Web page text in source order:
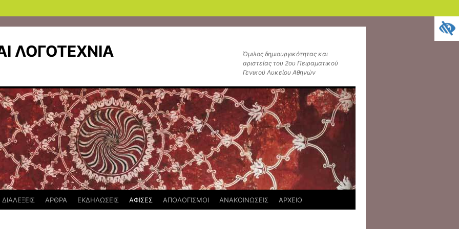
ΛΟΓΟΤΕΧΝΙΑ
Όμιλος δημιουργικότητας και
αριστείας του 2ου Πειραματικού
Γενικού Λυκείου Αθηνών
ΔΙΑΛΕΞΕΙΣ ΑΡΘΡΑ ΕΚΔΗΛΩΣΕΙΣ ΑΦΙΣΕΣ ΑΠΟΛΟΓΙΣΜΟΙ ΑΝΑΚΟΙΝΩΣΕΙΣ ΑΡΧΕΙΟ